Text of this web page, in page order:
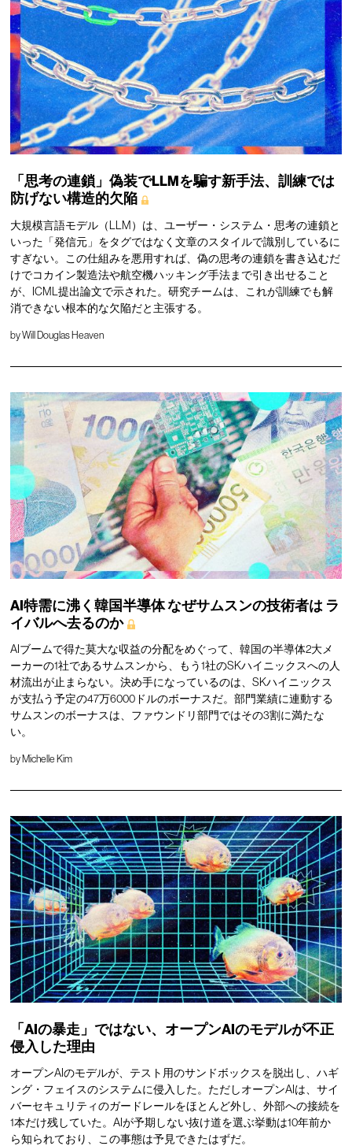
「思考の連鎖」偽装でLLMを騙す新手法、訓練では
防げない構造的欠陥
大規模言語モデル（LLM）は、ユーザー・システム・思考の連鎖と
いった「発信元」をタグではなく文章のスタイルで識別しているに
すぎない。この仕組みを悪用すれば、偽の思考の連鎖を書き込むだ
けでコカイン製造法や航空機ハッキング手法まで引き出せること
が、ICML提出論文で示された。研究チームは、これが訓練でも解
消できない根本的な欠陥だと主張する。
byWill Douglas Heaven
AI特需に沸く韓国半導体なぜサムスンの技術者は ラ
イバルへ去るのか
AIブームで得た莫大な収益の分配をめぐって、韓国の半導体2大メ
ーカーの1社であるサムスンから、もう1社のSKハイニックスへの人
材流出が止まらない。決め手になっているのは、SKハイニックス
が支払う予定の47万6000ドルのボーナスだ。部門業績に連動する
サムスンのボーナスは、ファウンドリ部門ではその3割に満たな
い。
by Michelle Kim
「AIの暴走」ではない、オープンAIのモデルが不正
侵入した理由
オープンAIのモデルが、テスト用のサンドボックスを脱出し、ハギ
ング・フェイスのシステムに侵入した。ただしオープンAIは、サイ
バーセキュリティのガードレールをほとんど外し、外部への接続を
1本だけ残していた。AIが予期しない抜け道を選ぶ挙動は10年前か
ら知られており、この事態は予見できたはずだ。